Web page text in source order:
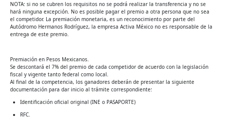
NOTA: si no se cubren los requisitos no se podrá realizar la transferencia y no se
hará ninguna excepción. No es posible pagar el premio a otra persona que no sea
el competidor. La premiación monetaria, es un reconocimiento por parte del
Autódromo Hermanos Rodríguez, la empresa Activa México no es responsable de la
entrega de este premio.
Premiación en Pesos Mexicanos.
Se descontará el 7% del premio de cada competidor de acuerdo con la legislación
fiscal y vigente tanto federal como local.
Al final de la competencia, los ganadores deberán de presentar la siguiente
documentación para dar inicio al trámite correspondiente:
Identificación oficial original (INE o PASAPORTE)
RFC.